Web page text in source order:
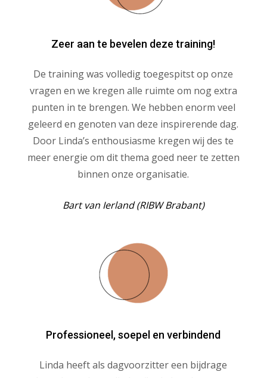
Zeer aan te bevelen deze training!
De training was volledig toegespitst op onze
vragen en we kregen alle ruimte om nog extra
punten in te brengen. We hebben enorm veel
geleerd en genoten van deze inspirerende dag.
Door Linda’s enthousiasme kregen wij des te
meer energie om dit thema goed neer te zetten
binnen onze organisatie.
Bart van Ierland (RIBW Brabant)
Professioneel, soepel en verbindend
Linda heeft als dagvoorzitter een bijdrage